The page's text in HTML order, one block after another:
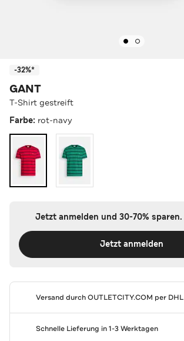
-32%*
GANT
T-Shirt gestreift
Farbe: rot-navy
Jetzt anmelden und 30-70% sparen.
Jetzt anmelden
Versand durchOUTLETCITY.COM per DHL
Schnelle Lieferung in 1-3 Werktagen